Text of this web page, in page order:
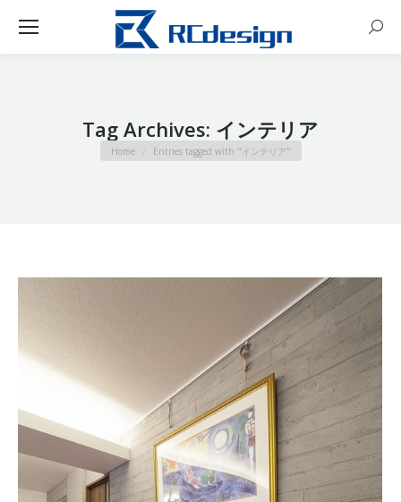
Tag Archives: インテリア
You are here:
Home Entries tagged with "インテリア"